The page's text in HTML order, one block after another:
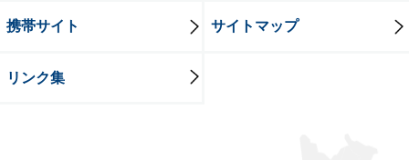
携帯サイト サイトマップ
リンク集